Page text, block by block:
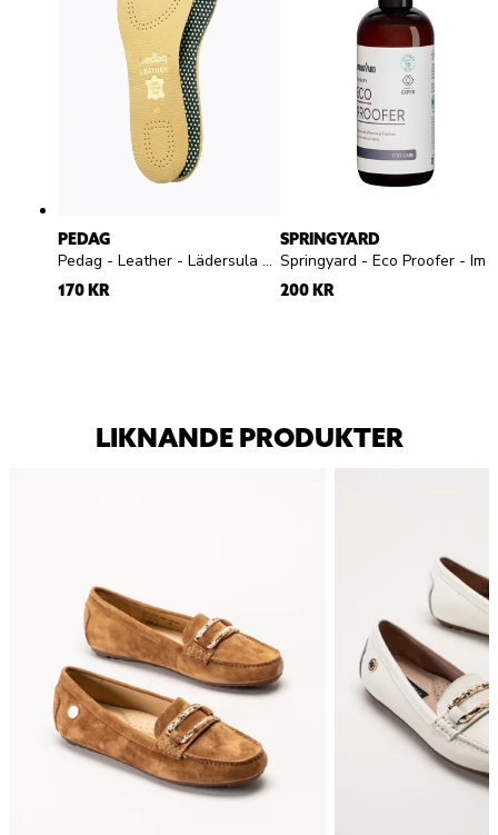
PEDAG
Pedag - Leather - Lädersula med aktivt kol
170 KR
SPRINGYARD
200 KR
LIKNANDE PRODUKTER